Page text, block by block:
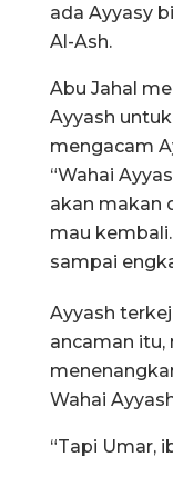
ada Ayyasy
Al-Ash.
Abu Jahal
Ayyash
mengacam
“Wahai
akan makan
mau
sampai
Ayyash
ancaman itu,
Wahai
“Tapi Umar,